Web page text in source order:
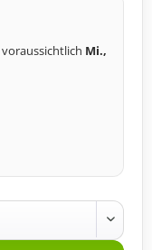
Mi.,